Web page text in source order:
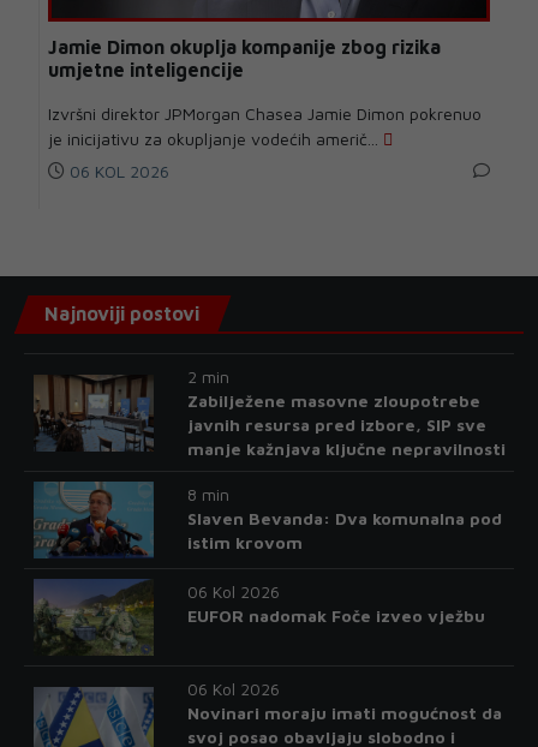
Jamie Dimon okuplja kompanije zbog rizika
umjetne inteligencije
Izvršni direktor JPMorgan Chasea Jamie Dimon pokrenuo
je inicijativu za okupljanje vodećih američ...
06 KOL 2026
Najnoviji postovi
2 min
Zabilježene masovne zloupotrebe
javnih resursa pred izbore, SIP sve
manje kažnjava ključne nepravilnosti
8 min
Slaven Bevanda: Dva komunalna pod
istim krovom
06 Kol 2026
EUFOR nadomak Foče izveo vježbu
06 Kol 2026
Novinari moraju imati mogućnost da
svoj posao obavljaju slobodno i